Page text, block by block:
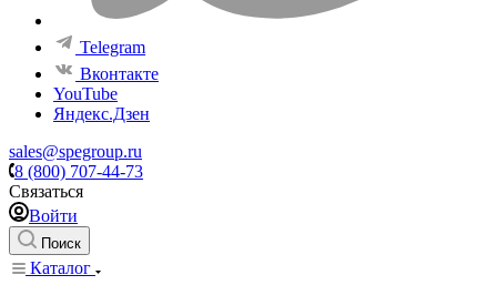
Telegram
Вконтакте
YouTube
Яндекс.Дзен
sales@spegroup.ru
8 (800) 707-44-73
Связаться
Войти
Поиск
Каталог